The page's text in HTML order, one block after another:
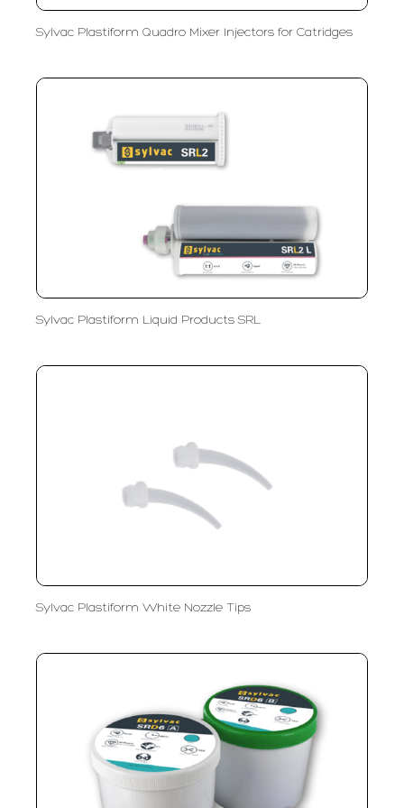
Sylvac Plastiform Quadro Mixer Injectors for Catridges
Sylvac Plastiform Liquid Products SRL
Sylvac Plastiform White Nozzle Tips